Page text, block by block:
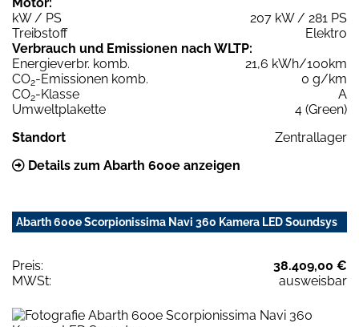
kW / PS
207 kW / 281 PS
Treibstoff
Elektro
Verbrauch und Emissionen nach WLTP:
Energieverbr. komb.
21,6 kWh/100km
CO2-Emissionen komb.
0 g/km
CO2-Klasse
A
Umweltplakette
4 (Green)
Standort
Zentrallager
Details zum Abarth 600e anzeigen
Abarth 600e Scorpionissima Navi 360 Kamera LED Soundsys
Preis:
38.409,00 €
MWSt:
ausweisbar